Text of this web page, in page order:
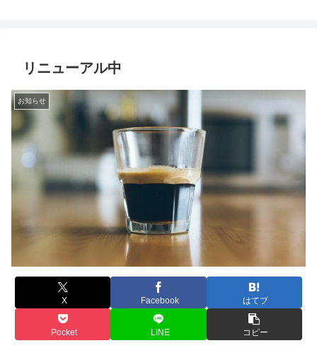
リニューアル中
お知らせ
X Facebook はてブ
Pocket LINE コピー